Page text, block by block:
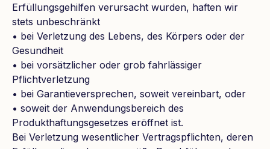
Erfüllungsgehilfen verursacht wurden, haften wir
stets unbeschränkt
• bei Verletzung des Lebens, des Körpers oder der
Gesundheit
• bei vorsätzlicher oder grob fahrlässiger
Pflichtverletzung
• bei Garantieversprechen, soweit vereinbart, oder
• soweit der Anwendungsbereich des
Produkthaftungsgesetzes eröffnet ist.
Bei Verletzung wesentlicher Vertragspflichten, deren